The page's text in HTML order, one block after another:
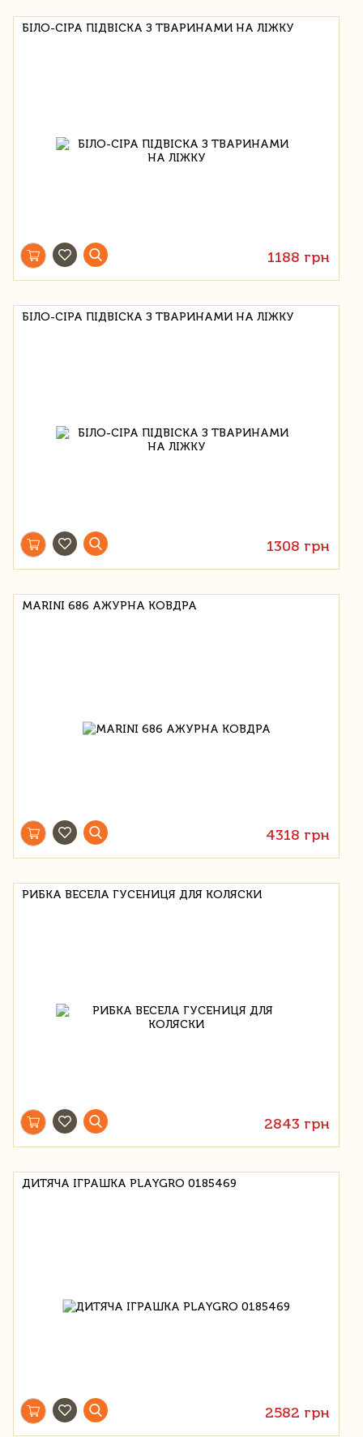
БІЛО-СІРА ПІДВІСКА З ТВАРИНАМИ НА ЛІЖКУ
1188 грн
БІЛО-СІРА ПІДВІСКА З ТВАРИНАМИ НА ЛІЖКУ
1308 грн
MARINI 686 АЖУРНА КОВДРА
4318 грн
РИБКА ВЕСЕЛА ГУСЕНИЦЯ ДЛЯ КОЛЯСКИ
2843 грн
ДИТЯЧА ІГРАШКА PLAYGRO 0185469
2582 грн